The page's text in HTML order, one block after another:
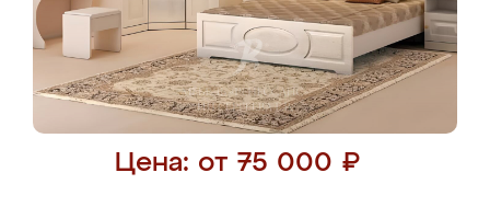
Цена: от 75 000 ₽